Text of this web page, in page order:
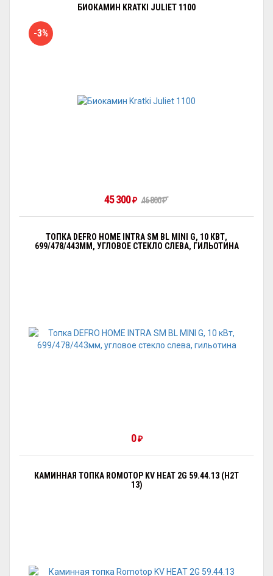
БИОКАМИН KRATKI JULIET 1100
-3%
45 300₽ 46 800₽
ТОПКА DEFRO HOME INTRA SM BL MINI G, 10 КВТ,
699/478/443ММ, УГЛОВОЕ СТЕКЛО СЛЕВА, ГИЛЬОТИНА
0₽
КАМИННАЯ ТОПКА ROMOTOP KV HEAT 2G 59.44.13 (H2T
13)